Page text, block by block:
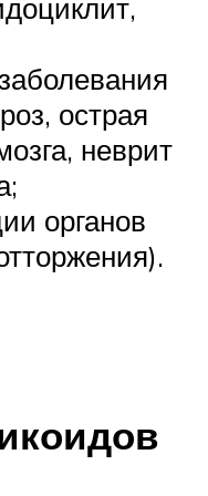
острая
неврит
органов